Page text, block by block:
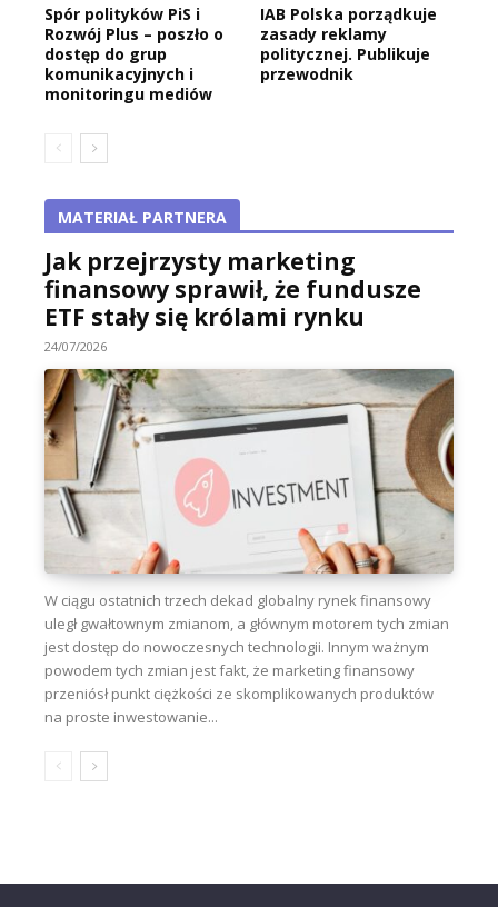
Spór polityków PiS i
Rozwój Plus – poszło o
dostęp do grup
komunikacyjnych i
monitoringu mediów
IAB Polska porządkuje
zasady reklamy
politycznej. Publikuje
przewodnik
MATERIAŁ PARTNERA
Jak przejrzysty marketing
finansowy sprawił, że fundusze
ETF stały się królami rynku
24/07/2026
W ciągu ostatnich trzech dekad globalny rynek finansowy
uległ gwałtownym zmianom, a głównym motorem tych zmian
jest dostęp do nowoczesnych technologii. Innym ważnym
powodem tych zmian jest fakt, że marketing finansowy
przeniósł punkt ciężkości ze skomplikowanych produktów
na proste inwestowanie...